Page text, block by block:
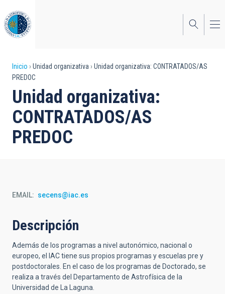
al
contenido
principal
Sobrescribir
enlaces
de
ayuda
a
Inicio Unidad organizativa
Unidad organizativa: CONTRATADOS/AS
PREDOC
Unidad organizativa:
CONTRATADOS/AS
PREDOC
EMAIL secens@iac.es
Descripción
Además de los programas a nivel autonómico, nacional o
europeo, el IAC tiene sus propios programas y escuelas pre y
postdoctorales. En el caso de los programas de Doctorado, se
realiza a través del Departamento de Astrofísica de la
Universidad de La Laguna.